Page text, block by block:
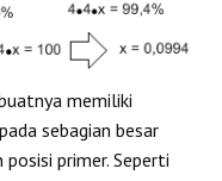
memiliki
sebagian besar
posisi primer. Seperti